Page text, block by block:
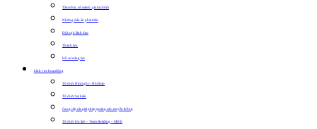
Tầm nhìn, sứ mệnh, giá trị cốt lõi
Những dấu ấn phát triển
Đội ngũ lãnh đạo
Thành tựu
Hồ sơ năng lực
Lĩnh vực hoạt động
Tổ chức Hội nghị – Hội thảo
Tổ chức Sự kiện
Cung cấp các giải pháp quảng cáo, truyền thông
Tổ chức Du lịch – Team Building – MICE